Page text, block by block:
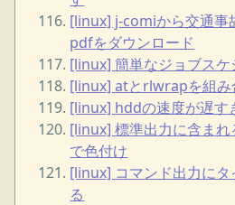
[linux] j-comiから交通事
pdfをダウンロード
[linux] 簡単なジョブスケ
[linux] atとrlwrapを組み
[linux] hddの速度が遅す
[linux] 標準出力に含ま
で色付け
[linux] コマンド出力に
る